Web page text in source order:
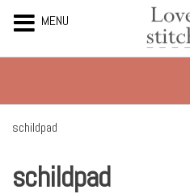
de
inhoudschildpad
schildpad
MENU